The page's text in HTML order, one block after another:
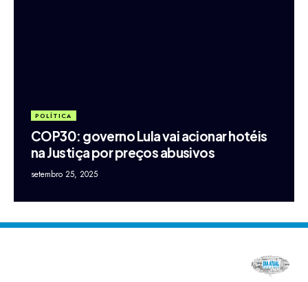
POLÍTICA
COP30: governo Lula vai acionar hotéis
na Justiça por preços abusivos
setembro 25, 2025